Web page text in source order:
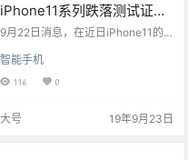
iPhone11系列跌落测试证
明：高额屏幕维修费用“雨女
9月22日消息，在近日iPhone11的
新机采用全新工艺，拥有一体式玻
璃背板，是“iPhone史上最坚硬玻璃
面板”。
智能手机
116 0
大号 19年9月23日